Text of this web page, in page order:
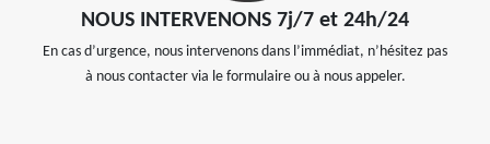
NOUS INTERVENONS 7j/7 et 24h/24
En cas d’urgence, nous intervenons dans l’immédiat, n’hésitez pas
à nous contacter via le formulaire ou à nous appeler.